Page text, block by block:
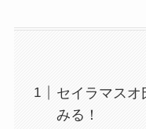
セイラマスオ
みる！